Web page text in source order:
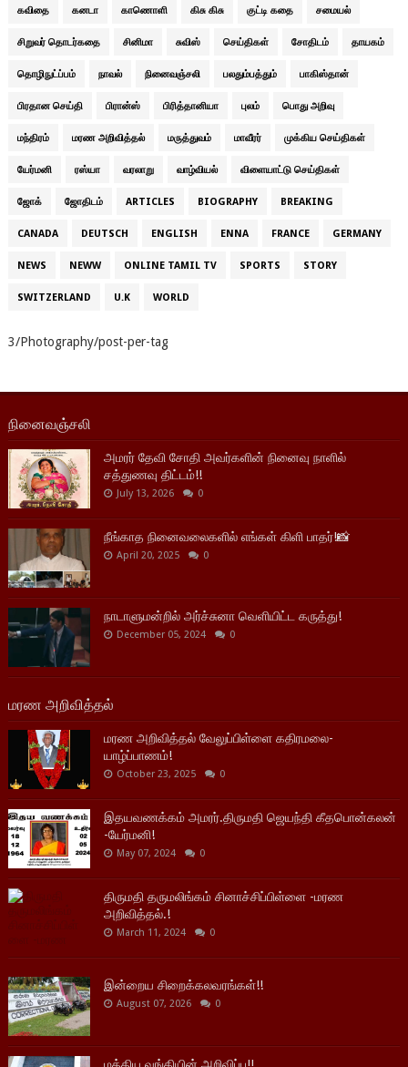
கவிதை கனடா காணொளி கிசு கிசு குட்டி கதை சமையல்
சிறுவர் தொடர்கதை சினிமா சுவிஸ் செய்திகள் சோதிடம் தாயகம்
தொழிநுட்ப்பம் நாவல் நினைவஞ்சலி பலதும்பத்தும் பாகிஸ்தான்
பிரதான செய்தி பிரான்ஸ் பிரித்தானியா புலம் பொது அறிவு
மந்திரம் மரண அறிவித்தல் மருத்துவம் மாவீரர் முக்கிய செய்திகள்
யேர்மனி ரஸ்யா வரலாறு வாழ்வியல் விளையாட்டு செய்திகள்
ஜோக் ஜோதிடம் ARTICLES BIOGRAPHY BREAKING
CANADA DEUTSCH ENGLISH ENNA FRANCE GERMANY
NEWS NEWW ONLINE TAMIL TV SPORTS STORY
SWITZERLAND U.K WORLD
3/Photography/post-per-tag
நினைவஞ்சலி
அமரர் தேவி சோதி அவர்களின் நினைவு நாளில்
சத்துணவு திட்டம்!!
July 13, 2026 0
நீங்காத நினைவலைகளில் எங்கள் கிளி பாதர்!📸
April 20, 2025 0
நாடாளுமன்றில் அர்ச்சுனா வெளியிட்ட கருத்து!
December 05, 2024 0
மரண அறிவித்தல்
மரண அறிவித்தல் வேலுப்பிள்ளை கதிரமலை-
யாழ்ப்பாணம்!
October 23, 2025 0
இதயவணக்கம் அமரர்.திருமதி ஜெயந்தி கீதபொன்கலன்
-யேர்மனி!
May 07, 2024 0
திருமதி தருமலிங்கம் சினாச்சிப்பிள்ளை -மரண
அறிவித்தல்.!
March 11, 2024 0
இன்றைய சிறைக்கலவரங்கள்!!
August 07, 2026 0
மத்திய வங்கியின் அறிவிப்பு!!